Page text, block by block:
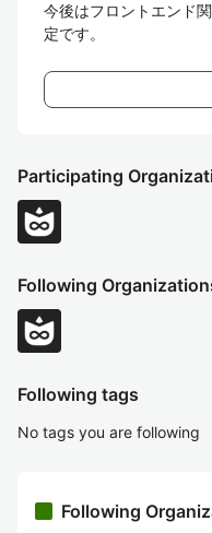
今後はフロントエンド
定です。
Participating
Following
Following tags
No tags you are following
Following